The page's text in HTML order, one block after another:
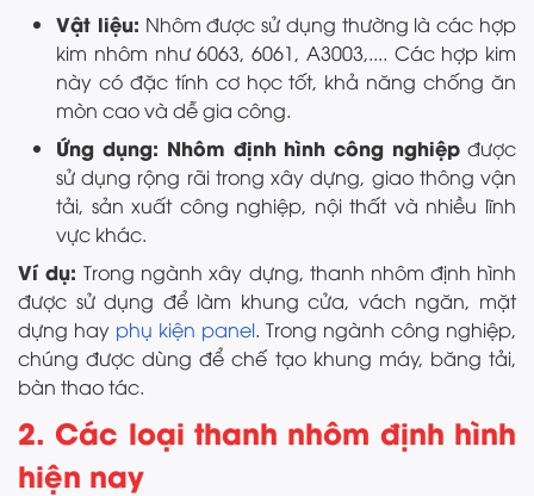
Vật liệu: Nhôm được sử dụng thường là các hợp
kim nhôm như 6063, 6061, A3003,.... Các hợp kim
này có đặc tính cơ học tốt, khả năng chống ăn
mòn cao và dễ gia công.
Ứng dụng: Nhôm định hình công nghiệp được
sử dụng rộng rãi trong xây dựng, giao thông vận
tải, sản xuất công nghiệp, nội thất và nhiều lĩnh
vực khác.
Ví dụ:Trong ngành xây dựng, thanh nhôm định hình
được sử dụng để làm khung cửa, vách ngăn, mặt
dựng hay phụ kiện panel. Trong ngành công nghiệp,
chúng được dùng để chế tạo khung máy, băng tải,
bàn thao tác.
2. Các loại thanh nhôm định hình
hiện nay